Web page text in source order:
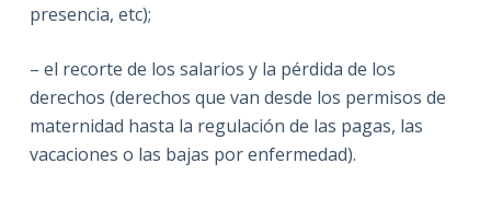
presencia, etc);
– el recorte de los salarios y la pérdida de los
derechos (derechos que van desde los permisos de
maternidad hasta la regulación de las pagas, las
vacaciones o las bajas por enfermedad).